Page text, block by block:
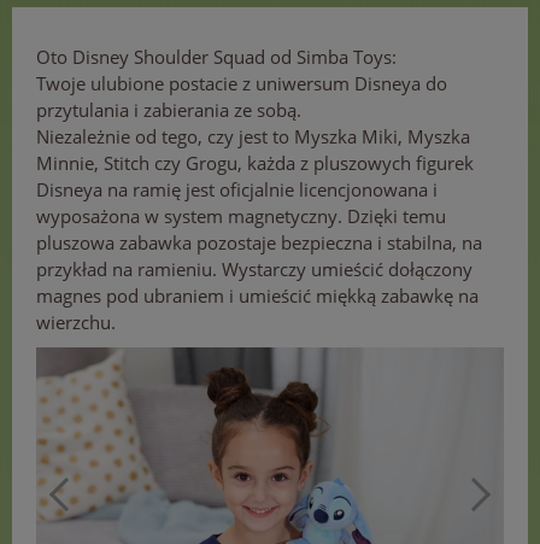
Oto Disney Shoulder Squad od Simba Toys:
Twoje ulubione postacie z uniwersum Disneya do
przytulania i zabierania ze sobą.
Niezależnie od tego, czy jest to Myszka Miki, Myszka
Minnie, Stitch czy Grogu, każda z pluszowych figurek
Disneya na ramię jest oficjalnie licencjonowana i
wyposażona w system magnetyczny. Dzięki temu
pluszowa zabawka pozostaje bezpieczna i stabilna, na
przykład na ramieniu. Wystarczy umieścić dołączony
magnes pod ubraniem i umieścić miękką zabawkę na
wierzchu.